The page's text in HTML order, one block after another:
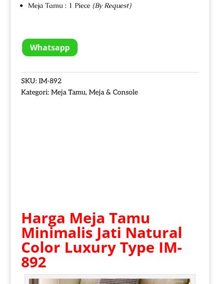
Meja Tamu : 1 Piece (By Request)
Whatsapp
SKU: IM-892
Kategori: Meja Tamu, Meja & Console
Harga Meja Tamu
MinimalisJati Natural
Color Luxury Type IM-
892